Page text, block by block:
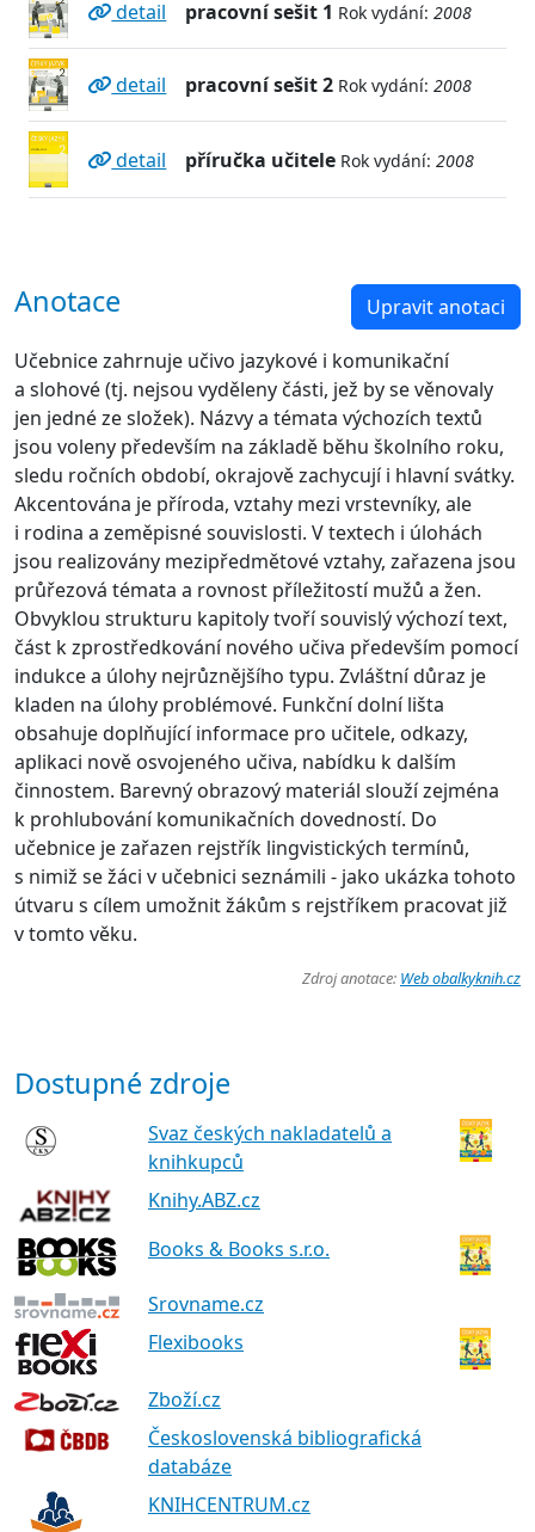
detail pracovní sešit 1 Rok vydání:2008
detail pracovní sešit 2 Rok vydání:2008
detail příručka učitele Rok vydání:2008
Anotace Upravit anotaci
Učebnice zahrnuje učivo jazykové i komunikační
a slohové (tj. nejsou vyděleny části, jež by se věnovaly
jen jedné ze složek). Názvy a témata výchozích textů
jsou voleny především na základě běhu školního roku,
sledu ročních období, okrajově zachycují i hlavní svátky.
Akcentována je příroda, vztahy mezi vrstevníky, ale
i rodina a zeměpisné souvislosti. V textech i úlohách
jsou realizovány mezipředmětové vztahy, zařazena jsou
průřezová témata a rovnost příležitostí mužů a žen.
Obvyklou strukturu kapitoly tvoří souvislý výchozí text,
část k zprostředkování nového učiva především pomocí
indukce a úlohy nejrůznějšího typu. Zvláštní důraz je
kladen na úlohy problémové. Funkční dolní lišta
obsahuje doplňující informace pro učitele, odkazy,
aplikaci nově osvojeného učiva, nabídku k dalším
činnostem. Barevný obrazový materiál slouží zejména
k prohlubování komunikačních dovedností. Do
učebnice je zařazen rejstřík lingvistických termínů,
s nimiž se žáci v učebnici seznámili - jako ukázka tohoto
útvaru s cílem umožnit žákům s rejstříkem pracovat již
v tomto věku.
Zdroj anotace: Web obalkyknih.cz
Dostupné zdroje
Svaz českých nakladatelů a
knihkupců
Knihy.ABZ.cz
Books & Books s.r.o.
Srovname.cz
Flexibooks
Zboží.cz
Československá bibliografická
databáze
KNIHCENTRUM.cz